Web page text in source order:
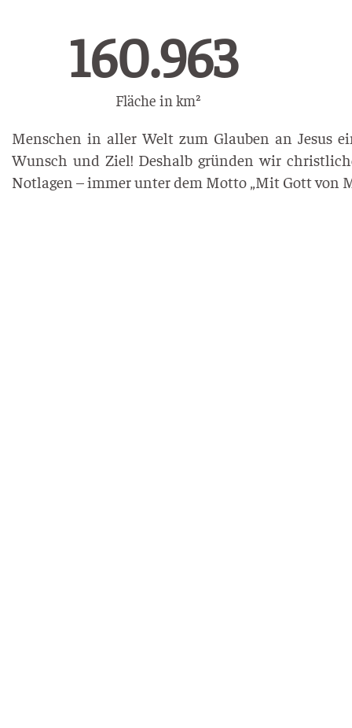
Fläche in km²
279.172
Menschen in aller Welt zum Glauben an Jesus
Wunsch und Ziel! Deshalb gründen wir
Notlagen – immer unter dem Motto „Mit Gott von